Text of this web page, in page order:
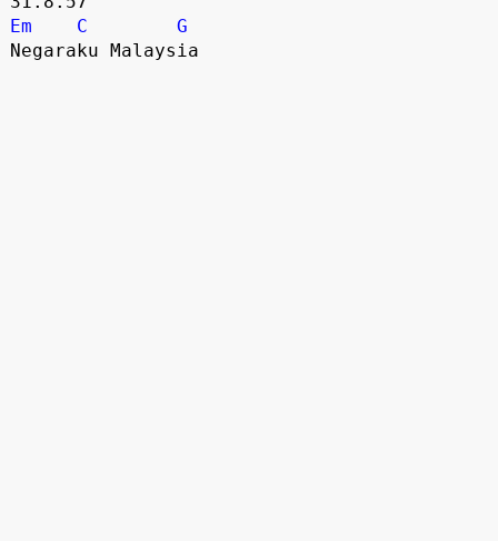
Em
C
G
Negaraku Malaysia